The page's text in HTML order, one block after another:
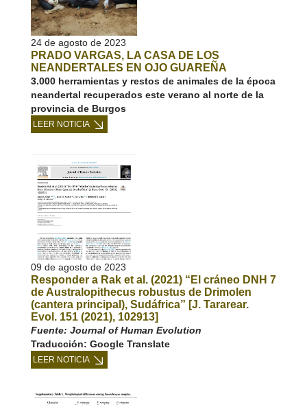
24 de agosto de 2023
PRADO VARGAS, LA CASA DE LOS
NEANDERTALES EN OJO GUAREÑA
3.000 herramientas y restos de animales de la época
neandertal recuperados este verano al norte de la
provincia de Burgos
LEER NOTICIA
09 de agosto de 2023
Responder a Rak et al. (2021) “El cráneo DNH 7
de Australopithecus robustus de Drimolen
(cantera principal), Sudáfrica” [J. Tararear.
Evol. 151 (2021), 102913]
Fuente: Journal of Human Evolution
Traducción: Google Translate
LEER NOTICIA